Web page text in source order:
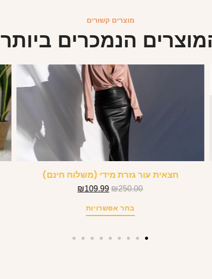
מוצרים קשורים
הנמכרים ביותר
חצאית עור גזרת מידי (משלוח חינם)
₪250.00
₪109.99
בחר אפשרויות